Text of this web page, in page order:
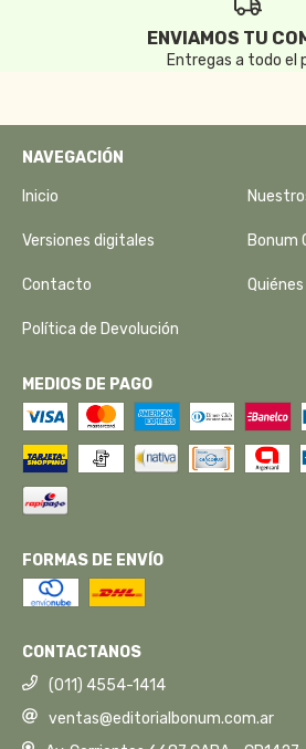
ENVIAMOS TU
Entregas a todo el
NAVEGACIÓN
Inicio
Versiones digitales Bonum
Contacto
Política de Devolución
MEDIOS DE PAGO
FORMAS DE ENVÍO
CONTACTANOS
(011) 4554-1414
ventas@editorialbonum.com.ar